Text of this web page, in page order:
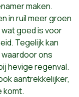
maken.
in ruil meer groen
goed is voor
Tegelijk kan
ons
hevige regenval.
aantrekkelijker,
komt.